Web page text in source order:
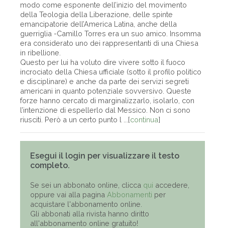
modo come esponente dell’inizio del movimento
della Teologia della Liberazione, delle spinte
emancipatorie dell’America Latina, anche della
guerriglia -Camillo Torres era un suo amico. Insomma
era considerato uno dei rappresentanti di una Chiesa
in ribellione.
Questo per lui ha voluto dire vivere sotto il fuoco
incrociato della Chiesa ufficiale (sotto il profilo politico
e disciplinare) e anche da parte dei servizi segreti
americani in quanto potenziale sovversivo. Queste
forze hanno cercato di marginalizzarlo, isolarlo, con
l’intenzione di espellerlo dal Messico. Non ci sono
riusciti. Però a un certo punto l ...[continua]
Esegui il login per visualizzare il testo
completo.
Se sei un abbonato online, clicca qui accedere,
oppure vai alla pagina Abbonamenti per
acquistare l'abbonamento online.
Gli abbonati alla rivista hanno diritto
all'abbonamento online gratuito!